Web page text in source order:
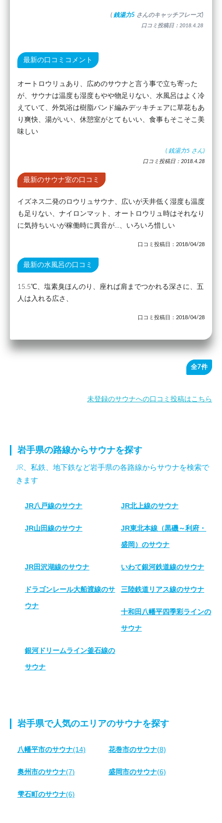
( 銭湯力5 さんのキャッチフレーズ)
口コミ投稿日：2018.4.28
最新の口コミコメント
オートロウリュあり、広めのサウナと言う事で立ち寄った
が、サウナは温度も湿度もやや物足りない、水風呂はよく冷
えていて、外気浴は樹脂バンド編みデッキチェアに草花もあ
り爽快、湯がいい、休憩室がとてもいい、食事もそこそこ美
味しい
( 銭湯力5 さん)
口コミ投稿日：2018.4.28
最新のサウナ室の口コミ
イズネス二発のロウリュサウナ、広いが天井低く湿度も温度
も足りない、ナイロンマット、オートロウリュ時はそれなり
に気持ちいいが稼働時に異音が…、いろいろ惜しい
口コミ投稿日：2018/04/28
最新の水風呂の口コミ
15.5℃、塩素臭ほんのり、座れば肩までつかれる深さに、五
人は入れる広さ、
口コミ投稿日：2018/04/28
全7件
未登録のサウナへの口コミ投稿はこちら
岩手県の路線からサウナを探す
JR、私鉄、地下鉄など岩手県の各路線からサウナを検索で
きます
JR八戸線のサウナ JR北上線のサウナ
JR山田線のサウナ JR東北本線（黒磯～利府・
盛岡）のサウナ
JR田沢湖線のサウナ いわて銀河鉄道線のサウナ
ドラゴンレール大船渡線のサ
ウナ
三陸鉄道リアス線のサウナ
十和田八幡平四季彩ラインの
サウナ
銀河ドリームライン釜石線の
サウナ
岩手県で人気のエリアのサウナを探す
八幡平市のサウナ(14) 花巻市のサウナ(8)
奥州市のサウナ(7) 盛岡市のサウナ(6)
雫石町のサウナ(6)